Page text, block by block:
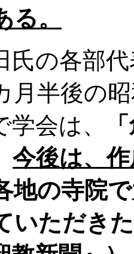
。
氏の各部
月半後の
会は、
今後は、
地の寺院
いただき